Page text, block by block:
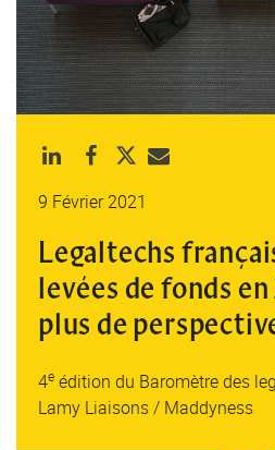
9 Février 2021
Legaltechs
levées de fonds
plus de
4e édition du Baromètre des
Lamy Liaisons / Maddyness